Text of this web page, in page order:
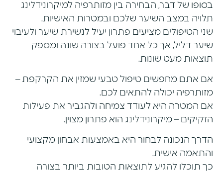
בסופו של דבר, הבחירה בין מזותרפיה למיקרונידלינג
תלויה במצב השיער שלכם ובמטרות האישיות.
שני הטיפולים מציעים פתרון יעיל לנשירת שיער ולעיבוי
שיער דליל, אך כל אחד פועל בצורה שונה ומספק
תוצאות מעט שונות.
אם אתם מחפשים טיפול טבעי שמזין את הקרקפת –
מזותרפיה יכולה להתאים לכם.
אם המטרה היא לעודד צמיחה ולהגביר את פעילות
הזקיקים – מיקרונידלינג הוא פתרון מצוין.
הדרך הנכונה לבחור היא באמצעות אבחון מקצועי
והתאמה אישית.
כך תוכלו להגיע לתוצאות הטובות ביותר בצורה